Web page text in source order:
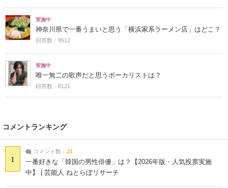
実施中
神奈川県で一番うまいと思う「横浜家系ラーメン店」はどこ？
回答数：8512
実施中
唯一無二の歌声だと思うボーカリストは？
回答数：8121
コメントランキング
1
コメント数： 21
一番好きな「韓国の男性俳優」は？【2026年版・人気投票実施
中】 | 芸能人 ねとらぼリサーチ